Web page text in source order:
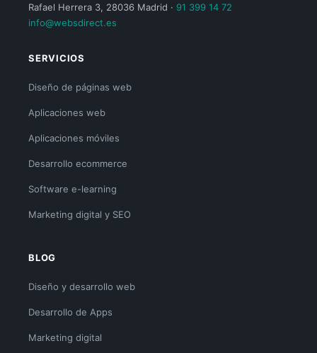
Rafael Herrera 3, 28036 Madrid · 91 399 14 72
info@websdirect.es
SERVICIOS
Diseño de páginas web
Aplicaciones web
Aplicaciones móviles
Desarrollo ecommerce
Software e-learning
Marketing digital y SEO
BLOG
Diseño y desarrollo web
Desarrollo de Apps
Marketing digital